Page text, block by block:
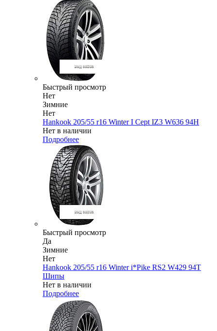
Быстрый просмотр
Нет
Зимние
Нет
Hankook 205/55 r16 Winter I Cept IZ3 W636 94H
Нет в наличии
Подробнее
Быстрый просмотр
Да
Зимние
Нет
Hankook 205/55 r16 Winter i*Pike RS2 W429 94T
Шипы
Нет в наличии
Подробнее